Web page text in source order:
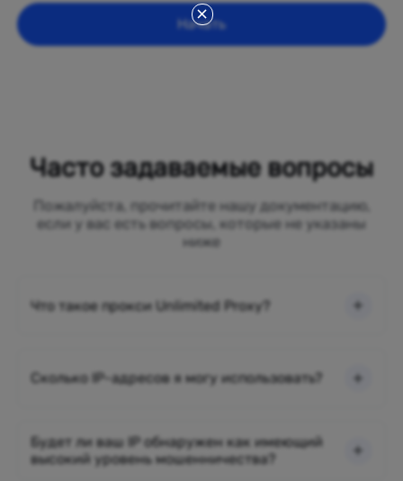
Начать
Часто задаваемые вопросы
Пожалуйста, прочитайте нашу документацию,
если у вас есть вопросы, которые не указаны
ниже
Что такое прокси Unlimited Proxy?
Сколько IP-адресов я могу использовать?
Будет ли ваш IP обнаружен как имеющий
высокий уровень мошенничества?